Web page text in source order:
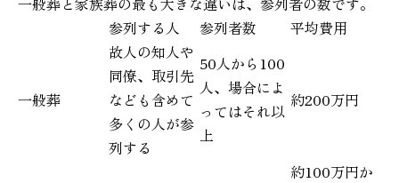
参列する人
参列者数 平均費用
一般葬
故人の知人や
同僚、取引先
なども含めて
多くの人が参
列する
50人から100
人、場合によ
ってはそれ以
上
約200万円
約100万円か